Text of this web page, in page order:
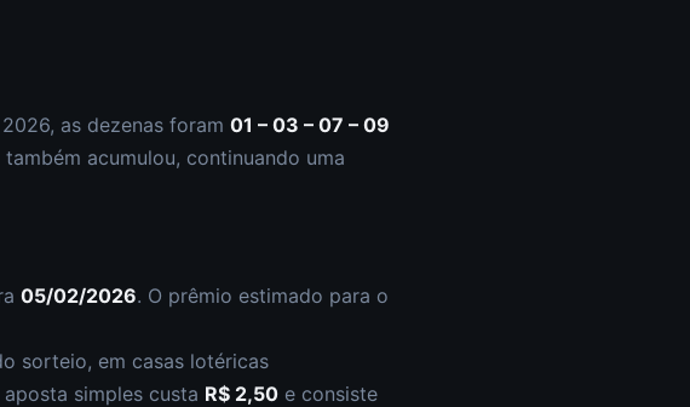
, as dezenas foram 01 – 03 – 07 – 09
também acumulou, continuando uma
05/02/2026. O prêmio estimado para o
sorteio, em casas lotéricas
simples custa R$ 2,50 e consiste